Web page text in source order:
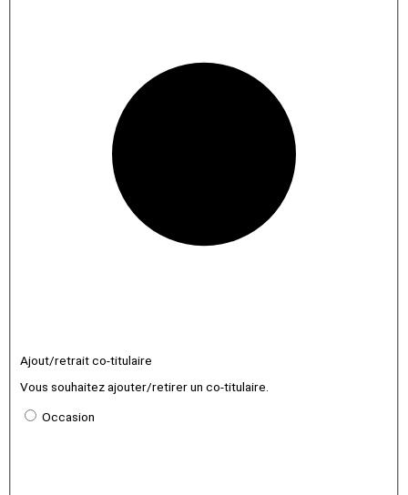
Ajout/retrait co-titulaire
Vous souhaitez ajouter/retirer un co-titulaire.
Occasion